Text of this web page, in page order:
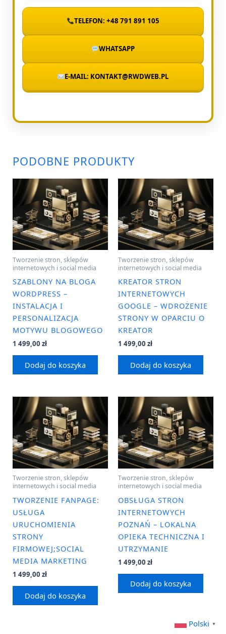
TELEFON: +48 791 891 105
WHATSAPP
E-MAIL: KONTAKT@RWDWEB.PL
PODOBNE PRODUKTY
Tworzenie stron, sklepów
internetowych i social media
SZABLONY NA BLOGA
WORDPRESS –
INSTALACJA I
PERSONALIZACJA
MOTYWU BLOGOWEGO
1 499,00 zł
Dodaj do koszyka
Tworzenie stron, sklepów
internetowych i social media
KREATOR STRON
INTERNETOWYCH
GOOGLE – WDROŻENIE
STRONY W OPARCIU O
KREATOR
1 499,00 zł
Dodaj do koszyka
Tworzenie stron, sklepów
internetowych i social media
TWORZENIE FANPAGE:
USŁUGA
URUCHOMIENIA
STRONY
FIRMOWEJ;SOCIAL
MEDIA MARKETING
1 499,00 zł
Dodaj do koszyka
Tworzenie stron, sklepów
internetowych i social media
OBSŁUGA STRON
INTERNETOWYCH
POZNAŃ – LOKALNA
OPIEKA TECHNICZNA I
UTRZYMANIE
1 499,00 zł
Dodaj do koszyka
Polski ▼